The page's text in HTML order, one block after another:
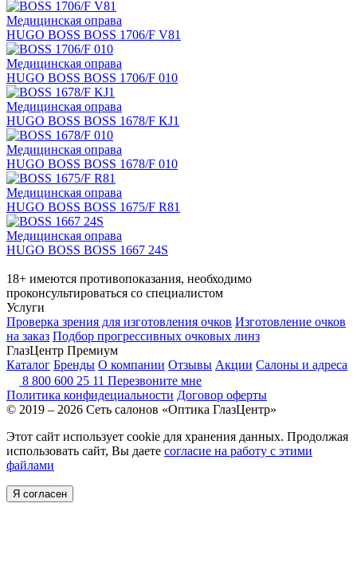
Медицинская оправа
HUGO BOSS BOSS 1706/F V81
Медицинская оправа
HUGO BOSS BOSS 1706/F 010
Медицинская оправа
HUGO BOSS BOSS 1678/F KJ1
Медицинская оправа
HUGO BOSS BOSS 1678/F 010
Медицинская оправа
HUGO BOSS BOSS 1675/F R81
Медицинская оправа
HUGO BOSS BOSS 1667 24S
18+ имеются противопоказания, необходимо
проконсультироваться со специалистом
Услуги
Проверка зрения для изготовления очков Изготовление очков
на заказ Подбор прогрессивных очковых линз
ГлазЦентр Премиум
Каталог Бренды О компании Отзывы Акции Салоны и адреса
8 800 600 25 11 Перезвоните мне
Политика конфидециальности Договор оферты
© 2019 – 2026 Сеть салонов «Оптика ГлазЦентр»
Этот сайт использует cookie для хранения данных. Продолжая
использовать сайт, Вы даете согласие на работу с этими
файлами
Я согласен